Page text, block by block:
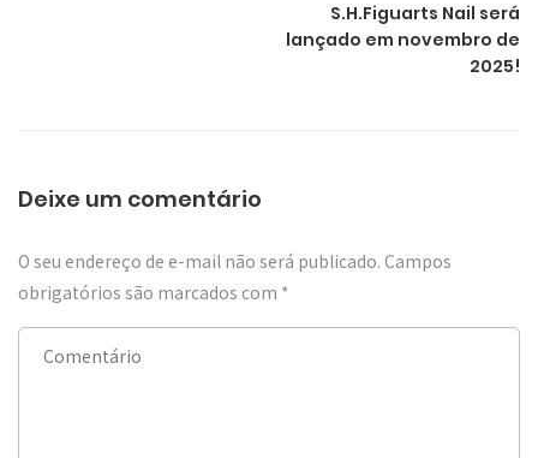
S.H.Figuarts Nail será
lançado em novembro de
2025!
Deixe um comentário
O seu endereço de e-mail não será publicado. Campos
obrigatórios são marcados com *